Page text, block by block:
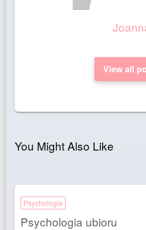
View all
You Might Also Like
Psychologia
Psychologia ubioru